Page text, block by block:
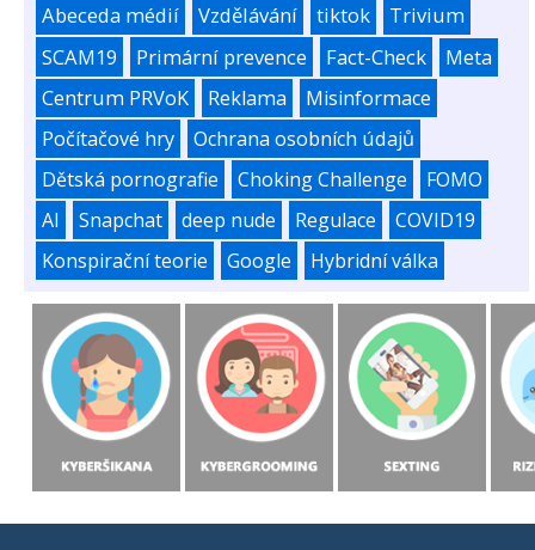
Abeceda médií
Vzdělávání tiktok
Trivium
SCAM19
Primární prevence Fact-Check
Meta
Centrum PRVoK
Reklama
Misinformace
Počítačové hry
Ochrana osobních údajů
Dětská pornografie
Choking Challenge
FOMO
AI
Snapchat deep nude Regulace
COVID19
Konspirační teorie
Google Hybridní válka